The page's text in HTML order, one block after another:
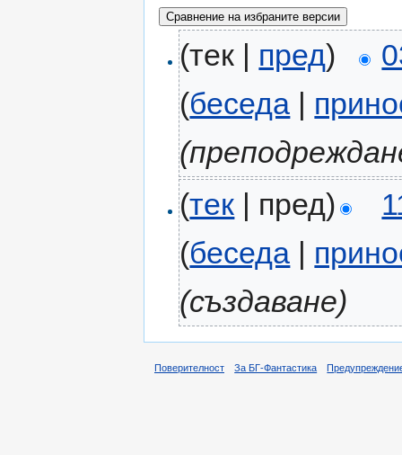
(тек | пред)
(беседа |
(тек | пред)
(беседа |
(създаване)
Поверителност За БГ-Фантастика